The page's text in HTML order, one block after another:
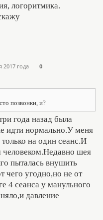
логоритмика.
2017 года 0
позвонки, и?
года назад была
идти нормально.У меня
на один сеанс.И
человеком.Недавно шея
пыталась внушить
чего угодно,но не от
4 сеанса у манульного
давление